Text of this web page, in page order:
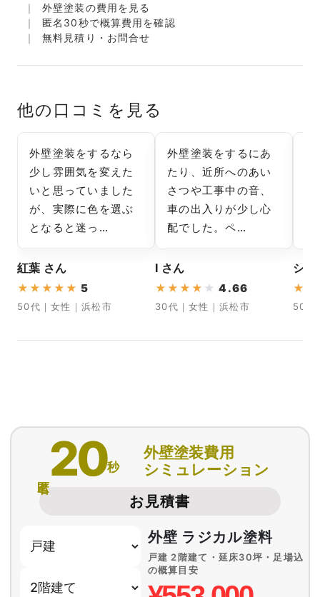
外壁塗装の費用を見る
匿名30秒で概算費用を確認
無料見積り・お問合せ
他の口コミを見る
外壁塗装をするなら
少し雰囲気を変えた
いと思っていました
が、実際に色を選ぶ
となると迷っ…
紅葉 さん
★ ★ ★ ★ ★ 5
50代｜女性｜浜松市
外壁塗装をするにあ
たり、近所へのあい
さつや工事中の音、
車の出入りが少し心
配でした。ペ…
I さん
★ ★ ★ ★ ★ 4.66
30代｜女性｜浜松市
シン
★
50代
20秒
外壁塗装費用
シミュレーション
お見積書
外壁 ラジカル塗料
戸建 2階建て・延床30坪・足場込
の概算目安